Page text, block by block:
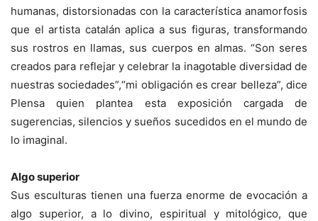
humanas, distorsionadas con la característica anamorfosis
que el artista catalán aplica a sus figuras, transformando
sus rostros en llamas, sus cuerpos en almas. “Son seres
creados para reflejar y celebrar la inagotable diversidad de
nuestras sociedades”,“mi obligación es crear belleza”, dice
Plensa quien plantea esta exposición cargada de
sugerencias, silencios y sueños sucedidos en el mundo de
lo imaginal.
Algo superior
Sus esculturas tienen una fuerza enorme de evocación a
algo superior, a lo divino, espiritual y mitológico, que